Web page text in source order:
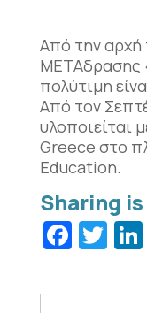
Από την αρχή
ΜΕΤΑδρασης
πολύτιμη
Από τον
υλοποιείται
Greece στο
Education.